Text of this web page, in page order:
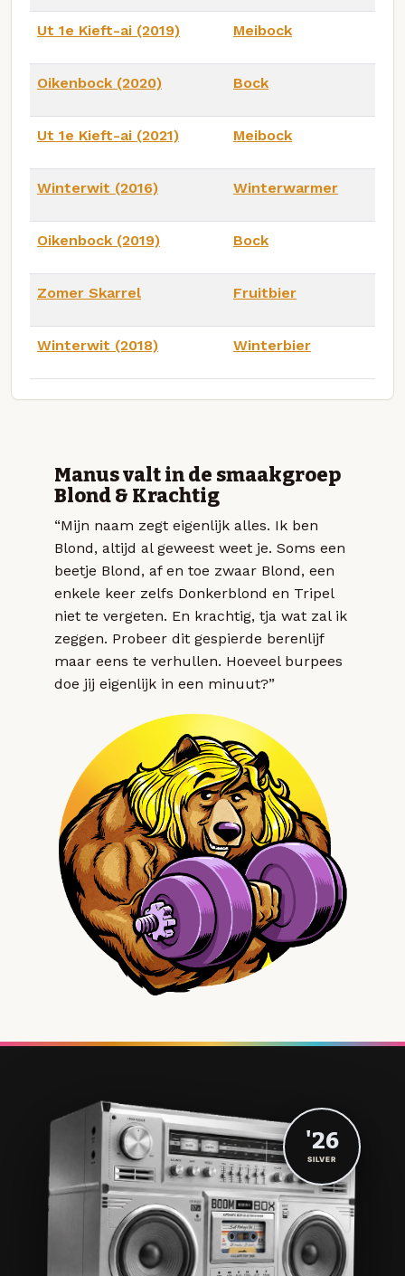
Ut 1e Kieft-ai (2019) Meibock
Oikenbock (2020) Bock
Ut 1e Kieft-ai (2021) Meibock
Winterwit (2016) Winterwarmer
Oikenbock (2019) Bock
Zomer Skarrel Fruitbier
Winterwit (2018) Winterbier
Manus valt in de smaakgroep
Blond & Krachtig
“Mijn naam zegt eigenlijk alles. Ik ben
Blond, altijd al geweest weet je. Soms een
beetje Blond, af en toe zwaar Blond, een
enkele keer zelfs Donkerblond en Tripel
niet te vergeten. En krachtig, tja wat zal ik
zeggen. Probeer dit gespierde berenlijf
maar eens te verhullen. Hoeveel burpees
doe jij eigenlijk in een minuut?”
'26
SILVER